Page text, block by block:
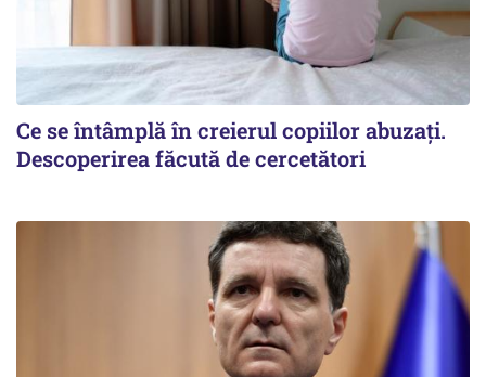
Ce se întâmplă în creierul copiilor abuzați.
Descoperirea făcută de cercetători